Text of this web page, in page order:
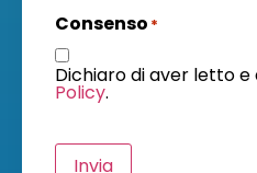
Consenso *
Dichiaro di aver letto
Policy.
Invia